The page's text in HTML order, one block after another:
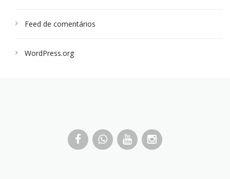
Feed de comentários
WordPress.org